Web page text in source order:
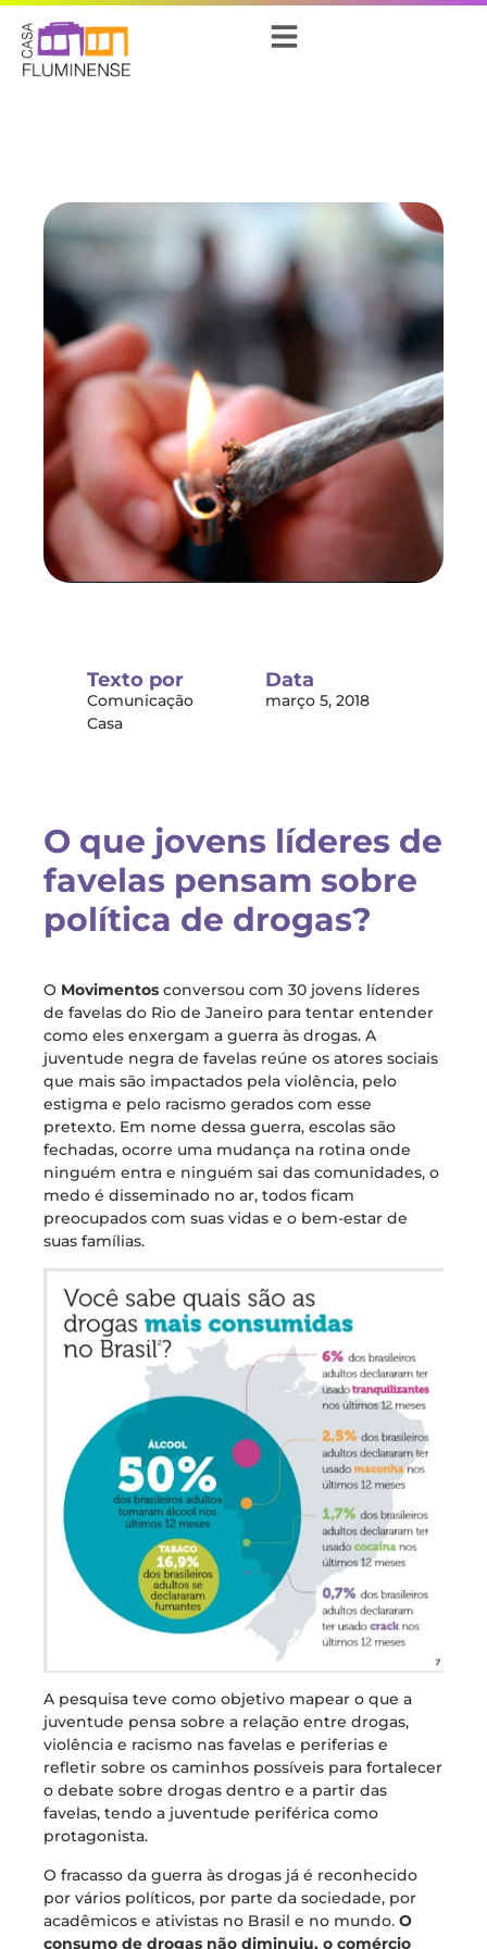
Texto por
Comunicação
Casa
Data
março 5, 2018
O que jovens líderes de
favelas pensam sobre
política de drogas?
O Movimentos conversou com 30 jovens líderes
de favelas do Rio de Janeiro para tentar entender
como eles enxergam a guerra às drogas. A
juventude negra de favelas reúne os atores sociais
que mais são impactados pela violência, pelo
estigma e pelo racismo gerados com esse
pretexto. Em nome dessa guerra, escolas são
fechadas, ocorre uma mudança na rotina onde
ninguém entra e ninguém sai das comunidades, o
medo é disseminado no ar, todos ficam
preocupados com suas vidas e o bem-estar de
suas famílias.
A pesquisa teve como objetivo mapear o que a
juventude pensa sobre a relação entre drogas,
violência e racismo nas favelas e periferias e
refletir sobre os caminhos possíveis para fortalecer
o debate sobre drogas dentro e a partir das
favelas, tendo a juventude periférica como
protagonista.
O fracasso da guerra às drogas já é reconhecido
por vários políticos, por parte da sociedade, por
acadêmicos e ativistas no Brasil e no mundo. O
consumo de drogas não diminuiu, o comércio